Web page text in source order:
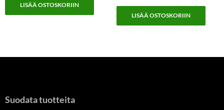
LISÄÄ OSTOSKORIIN
/ 5
LISÄÄ OSTOSKORIIN
Suodata tuotteita